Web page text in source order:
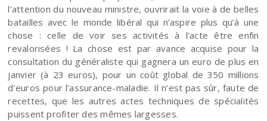
l’attention du nouveau ministre, ouvrirait la voie à de belles
batailles avec le monde libéral qui n’aspire plus qu’à une
chose : celle de voir ses activités à l’acte être enfin
revalorisées ! La chose est par avance acquise pour la
consultation du généraliste qui gagnera un euro de plus en
janvier (à 23 euros), pour un coût global de 350 millions
d’euros pour l’assurance-maladie. Il n’est pas sûr, faute de
recettes, que les autres actes techniques de spécialités
puissent profiter des mêmes largesses.